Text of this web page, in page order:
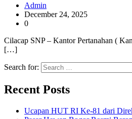
Admin
December 24, 2025
0
Cilacap SNP – Kantor Pertanahan (
[…]
Search for:
Recent Posts
Ucapan HUT RI Ke-81 dari